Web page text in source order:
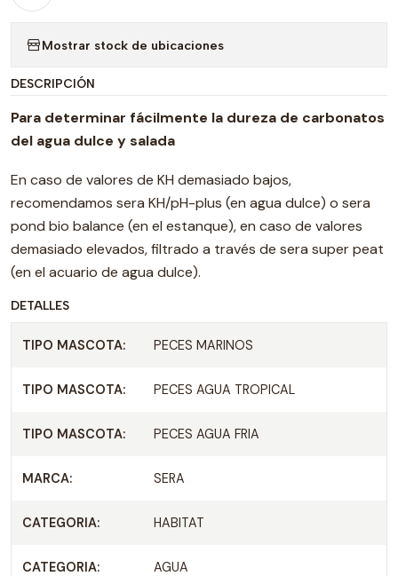
Mostrar stock de ubicaciones
DESCRIPCIÓN
Para determinar fácilmente la dureza de carbonatos
del agua dulce y salada
En caso de valores de KH demasiado bajos,
recomendamos sera KH/pH-plus (en agua dulce) o sera
pond bio balance (en el estanque), en caso de valores
demasiado elevados, filtrado a través de sera super peat
(en el acuario de agua dulce).
DETALLES
TIPO MASCOTA: PECES MARINOS
TIPO MASCOTA: PECES AGUA TROPICAL
TIPO MASCOTA: PECES AGUA FRIA
MARCA: SERA
CATEGORIA: HABITAT
CATEGORIA: AGUA